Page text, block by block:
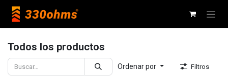
Todos los productos
Ordenar por Filtros